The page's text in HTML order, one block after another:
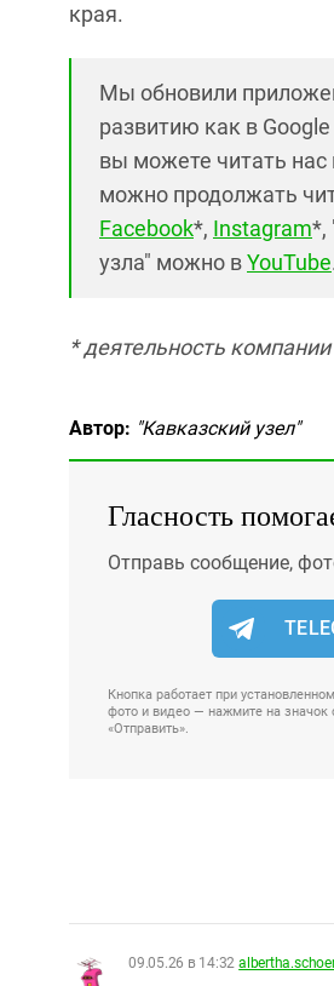
края.
Мы обновили
развитию как в
вы можете читать нас
можно продолжать
Facebook*, Instagram*,
узла" можно вYouTube
* деятельность
Автор: "Кавказский узел"
Гласность
Отправь сообщение,
Кнопка работает при
фото и видео — нажмите на значок
«Отправить».
09.05.26 в 14:32